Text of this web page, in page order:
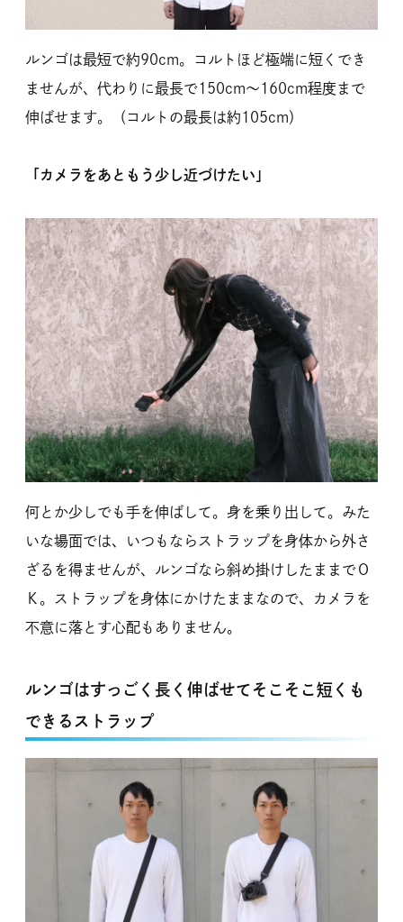
ルンゴは最短で約90cm。コルトほど極端に短くでき
ませんが、代わりに最長で150cm～160cm程度まで
伸ばせます。（コルトの最長は約105cm）
「カメラをあともう少し近づけたい」
何とか少しでも手を伸ばして。身を乗り出して。みた
いな場面では、いつもならストラップを身体から外さ
ざるを得ませんが、ルンゴなら斜め掛けしたままでＯ
Ｋ。ストラップを身体にかけたままなので、カメラを
不意に落とす心配もありません。
ルンゴはすっごく長く伸ばせてそこそこ短くも
できるストラップ